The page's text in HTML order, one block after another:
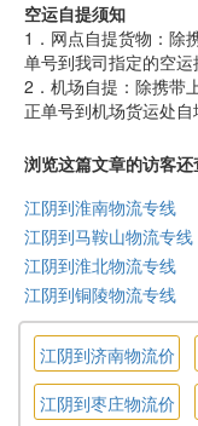
空运自提须知
1．网点自提货物：除
单号到我司指定的空运
2．机场自提：除携带
正单号到机场货运处自
浏览这篇文章的访客还
江阴到淮南物流专线
江阴到马鞍山物流专线
江阴到淮北物流专线
江阴到铜陵物流专线
江阴到济南物流价
格
江阴到枣庄物流价